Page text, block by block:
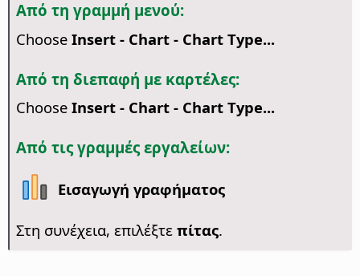
Από τη γραμμή μενού:
Choose Insert - Chart - Chart Type...
Από τη διεπαφή με καρτέλες:
Choose Insert - Chart - Chart Type...
Από τις γραμμές εργαλείων:
Εισαγωγή γραφήματος
Στη συνέχεια, επιλέξτε πίτας.